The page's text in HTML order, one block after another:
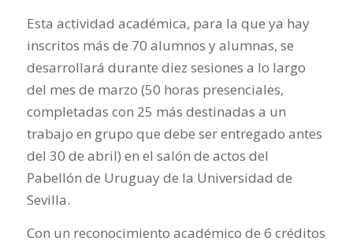
Esta actividad académica, para la que ya hay
inscritos más de 70 alumnos y alumnas, se
desarrollará durante diez sesiones a lo largo
del mes de marzo (50 horas presenciales,
completadas con 25 más destinadas a un
trabajo en grupo que debe ser entregado antes
del 30 de abril) en el salón de actos del
Pabellón de Uruguay de la Universidad de
Sevilla.
Con un reconocimiento académico de 6 créditos